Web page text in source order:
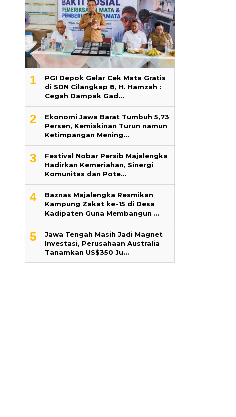
1
PGI Depok Gelar Cek Mata Gratis
di SDN Cilangkap 8, H. Hamzah :
Cegah Dampak Gad…
2
Ekonomi Jawa Barat Tumbuh 5,73
Persen, Kemiskinan Turun namun
Ketimpangan Mening…
3
Festival Nobar Persib Majalengka
Hadirkan Kemeriahan, Sinergi
Komunitas dan Pote…
4
Baznas Majalengka Resmikan
Kampung Zakat ke-15 di Desa
Kadipaten Guna Membangun …
5
Jawa Tengah Masih Jadi Magnet
Investasi, Perusahaan Australia
Tanamkan US$350 Ju…